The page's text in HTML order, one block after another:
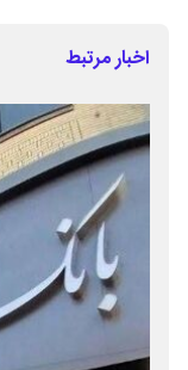
اخبار مرتبط